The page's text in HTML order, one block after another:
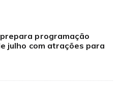
programação
julho com atrações para